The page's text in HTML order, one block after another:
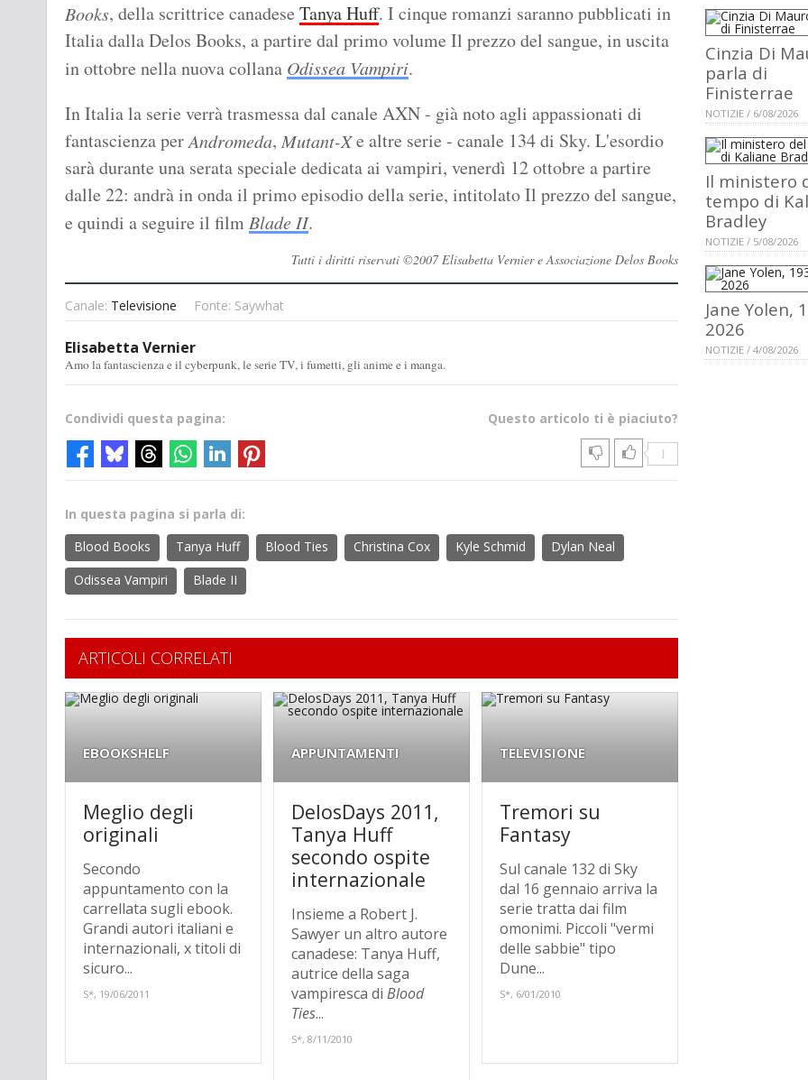
Books, della scrittrice canadese Tanya Huff. I cinque romanzi saranno pubblicati in
Italia dalla Delos Books, a partire dal primo volume Il prezzo del sangue, in uscita
in ottobre nella nuova collana Odissea Vampiri.
In Italia la serie verrà trasmessa dal canale AXN - già noto agli appassionati di
fantascienza perAndromeda, Mutant-Xe altre serie - canale 134 di Sky. L'esordio
sarà durante una serata speciale dedicata ai vampiri, venerdì 12 ottobre a partire
dalle 22: andrà in onda il primo episodio della serie, intitolato Il prezzo del sangue,
e quindi a seguire il filmBlade II.
Tutti i diritti riservati ©2007 Elisabetta Vernier e Associazione Delos Books
Canale: Televisione Fonte: Saywhat
Elisabetta Vernier
Amo la fantascienza e il cyberpunk, le serie TV, i fumetti, gli anime e i manga.
Questo articolo ti è piaciuto?
1
Condividi questa pagina:
In questa pagina si parla di:
Blood Books
Tanya Huff Blood Ties Christina Cox Kyle Schmid
Dylan Neal
Odissea Vampiri
Blade II
ARTICOLI CORRELATI
EBOOKSHELF
Meglio degli
originali
Secondo
appuntamento con la
carrellata sugli ebook.
Grandi autori italiani e
internazionali, x titoli di
sicuro...
S*, 19/06/2011
APPUNTAMENTI
DelosDays 2011,
Tanya Huff
secondo ospite
internazionale
Insieme a Robert J.
Sawyer un altro autore
canadese: Tanya Huff,
autrice della saga
vampiresca diBlood
Ties...
S*, 8/11/2010
TELEVISIONE
Tremori su
Fantasy
Sul canale 132 di Sky
dal 16 gennaio arriva la
serie tratta dai film
omonimi. Piccoli "vermi
delle sabbie" tipo
Dune...
S*, 6/01/2010
Cinzia Di
parla di
Finisterrae
NOTIZIE / 6/08/2026
Il ministero
tempo di
Bradley
NOTIZIE / 5/08/2026
Jane Yolen,
2026
NOTIZIE / 4/08/2026